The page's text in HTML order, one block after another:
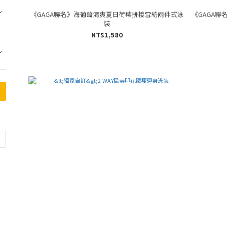
《GAGA聯名》海葡萄清爽夏日荷葉拼接雪紡兩件式泳
裝
NT$1,580
《GAGA